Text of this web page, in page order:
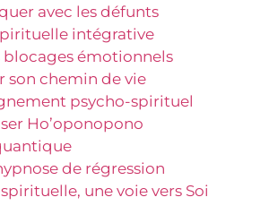
avec les défunts
intégrative
blocages émotionnels
son chemin de vie
psycho-spirituel
Ho’oponopono
de régression
spirituelle, une voie vers Soi